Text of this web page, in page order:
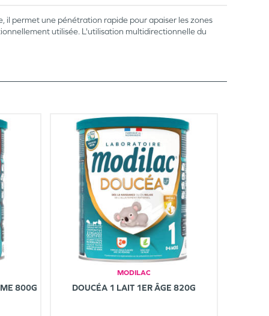
il permet une pénétration rapide pour apaiser les zones
utilisée. L'utilisation multidirectionnelle du
800G
MODILAC
DOUCÉA 1 LAIT 1ER ÂGE 820G